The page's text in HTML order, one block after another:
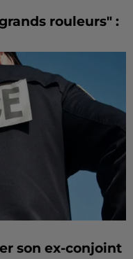
rouleurs" :
son ex-conjoint